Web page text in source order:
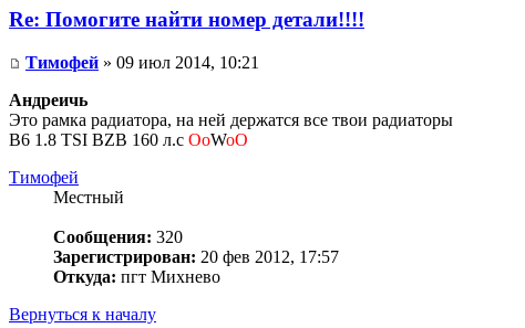
Re: Помогите найти номер детали!!!!
Тимофей » 09 июл 2014, 10:21
Андреичь
Это рамка радиатора, на ней держатся все твои радиаторы
B6 1.8 TSI BZB 160 л.с OoWoO
Тимофей
Местный
Сообщения: 320
Зарегистрирован: 20 фев 2012, 17:57
Откуда: пгт Михнево
Вернуться к началу